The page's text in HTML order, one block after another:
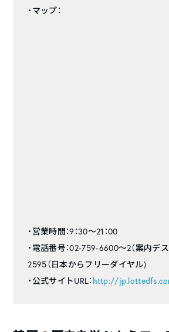
・マップ：
・営業時間：9：30～21：00
・電話番号：02-759-6600～2（案内デ
2595（日本からフリーダイヤル)
・公式サイトURL： http://